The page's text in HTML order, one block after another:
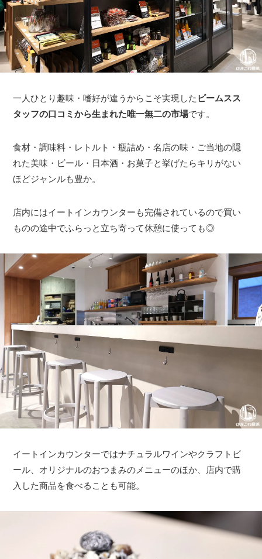
一人ひとり趣味・嗜好が違うからこそ実現した ビームスス
タッフの口コミから生まれた唯一無二の市場です。
食材・調味料・レトルト・瓶詰め・名店の味・ご当地の隠
れた美味・ビール・日本酒・お菓子と挙げたらキリがない
ほどジャンルも豊か。
店内にはイートインカウンターも完備されているので買い
ものの途中でふらっと立ち寄って休憩に使っても◎
イートインカウンターではナチュラルワインやクラフトビ
ール、オリジナルのおつまみのメニューのほか、店内で購
入した商品を食べることも可能。